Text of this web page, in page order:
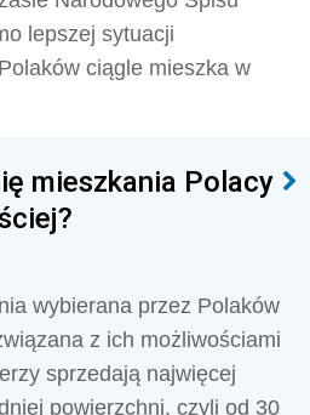
lepszej sytuacji
ciągle mieszka w
mieszkania Polacy
wybierana przez Polaków
z ich możliwościami
sprzedają najwięcej
powierzchni, czyli od 30